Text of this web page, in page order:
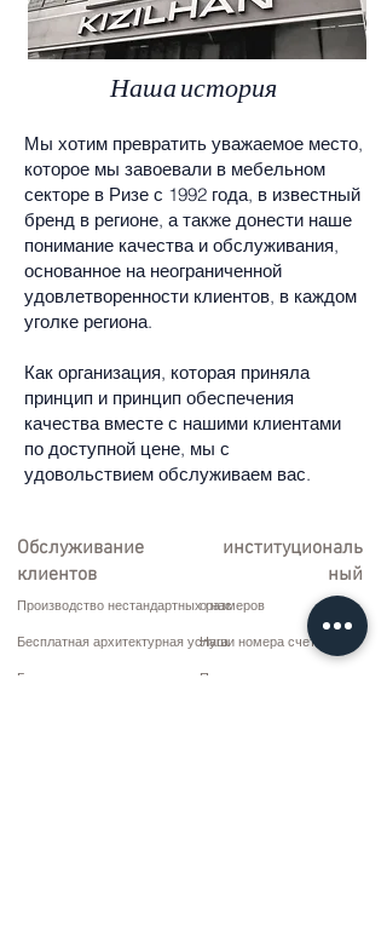
Наша история
Мы хотим превратить уважаемое место,
которое мы завоевали в мебельном
секторе в Ризе с 1992 года, в известный
бренд в регионе, а также донести наше
понимание качества и обслуживания,
основанное на неограниченной
удовлетворенности клиентов, в каждом
уголке региона.
Как организация, которая приняла
принцип и принцип обеспечения
качества вместе с нашими клиентами
по доступной цене, мы с
удовольствием обслуживаем вас.
Обслуживание
клиентов
Производство нестандартных размеров
Бесплатная архитектурная услуга
Бесплатная доставка и установка
институциональ
ный
о нас
Наши номера счетов
Политика возврата